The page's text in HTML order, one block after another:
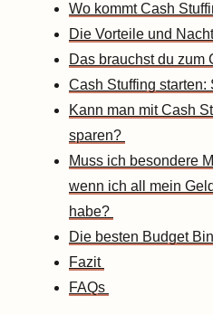
Wo kommt Cash
Die Vorteile und
Das brauchst du zum
Cash Stuffing starten:
Kann man mit Cash
sparen?
Muss ich besondere
wenn ich all mein
habe?
Die besten Budget
Fazit
FAQs